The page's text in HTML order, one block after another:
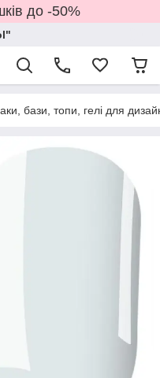
до -50%
бази, топи, гелі для